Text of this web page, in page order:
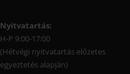
Nyitvatartás:
H-P 9:00-17:00
(Hétvégi nyitvatartás előzetes
egyeztetés alapján)